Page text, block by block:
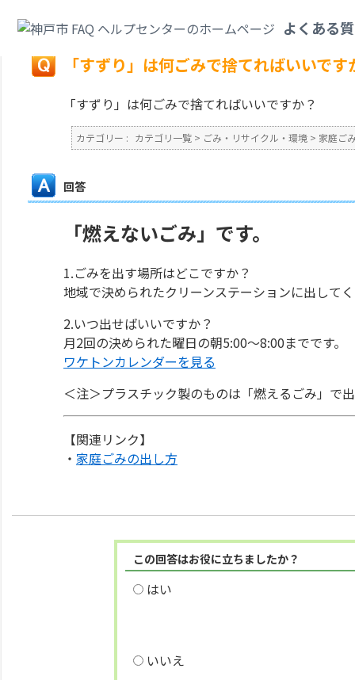
よくある
戻る
「すずり」は何ごみで捨てればいいです
「すずり」は何ごみで捨てればいいですか？
カテゴリー : カテゴリ一覧 > ごみ・リサイクル・環境 > 家庭ご
回答
「燃えないごみ」です。
1.ごみを出す場所はどこですか？
地域で決められたクリーンステーションに出して
2.いつ出せばいいですか？
月2回の決められた曜日の朝5:00～8:00までです。
ワケトンカレンダーを見る
＜注＞プラスチック製のものは「燃えるごみ」で
【関連リンク】
・ 家庭ごみの出し方
この回答はお役に立ちましたか？
はい
いいえ